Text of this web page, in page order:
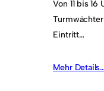
Von 11 bis
Eintritt…
Mehr Details…